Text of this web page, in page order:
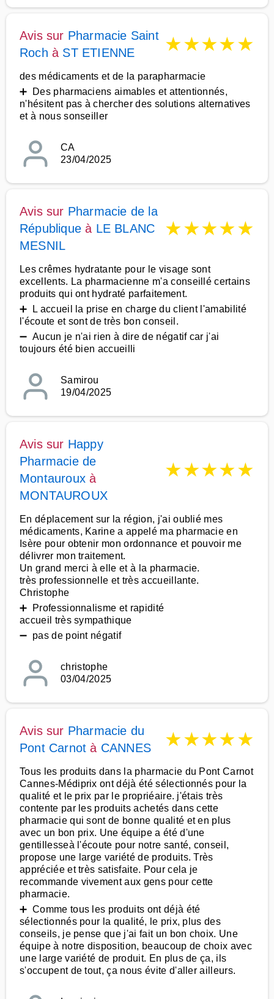
Avis sur Pharmacie Saint
Roch à ST ETIENNE ★★★★★
des médicaments et de la parapharmacie
➕ Des pharmaciens aimables et attentionnés,
n'hésitent pas à chercher des solutions alternatives
et à nous sonseiller
CA
23/04/2025
Avis sur Pharmacie de la
République à LE BLANC
MESNIL
★★★★★
Les crêmes hydratante pour le visage sont
excellents. La pharmacienne m'a conseillé certains
produits qui ont hydraté parfaitement.
➕ L accueil la prise en charge du client l'amabilité
l'écoute et sont de très bon conseil.
➖ Aucun je n'ai rien à dire de négatif car j'ai
toujours été bien accueilli
Samirou
19/04/2025
Avis sur Happy
Pharmacie de
Montauroux à
MONTAUROUX
★★★★★
En déplacement sur la région, j'ai oublié mes
médicaments, Karine a appelé ma pharmacie en
Isère pour obtenir mon ordonnance et pouvoir me
délivrer mon traitement.
Un grand merci à elle et à la pharmacie.
très professionnelle et très accueillante.
Christophe
➕ Professionnalisme et rapidité
accueil très sympathique
➖ pas de point négatif
christophe
03/04/2025
Avis sur Pharmacie du
Pont Carnot à CANNES ★★★★★
Tous les produits dans la pharmacie du Pont Carnot
Cannes-Médiprix ont déjà été sélectionnés pour la
qualité et le prix par le propriéaire. j'étais très
contente par les produits achetés dans cette
pharmacie qui sont de bonne qualité et en plus
avec un bon prix. Une équipe a été d'une
gentillesseà l'écoute pour notre santé, conseil,
propose une large variété de produits. Très
appréciée et très satisfaite. Pour cela je
recommande vivement aux gens pour cette
pharmacie.
➕ Comme tous les produits ont déjà été
sélectionnés pour la qualité, le prix, plus des
conseils, je pense que j'ai fait un bon choix. Une
équipe à notre disposition, beaucoup de choix avec
une large variété de produit. En plus de ça, ils
s'occupent de tout, ça nous évite d'aller ailleurs.